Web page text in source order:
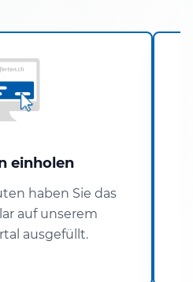
einholen
haben Sie das
auf unserem
ausgefüllt.